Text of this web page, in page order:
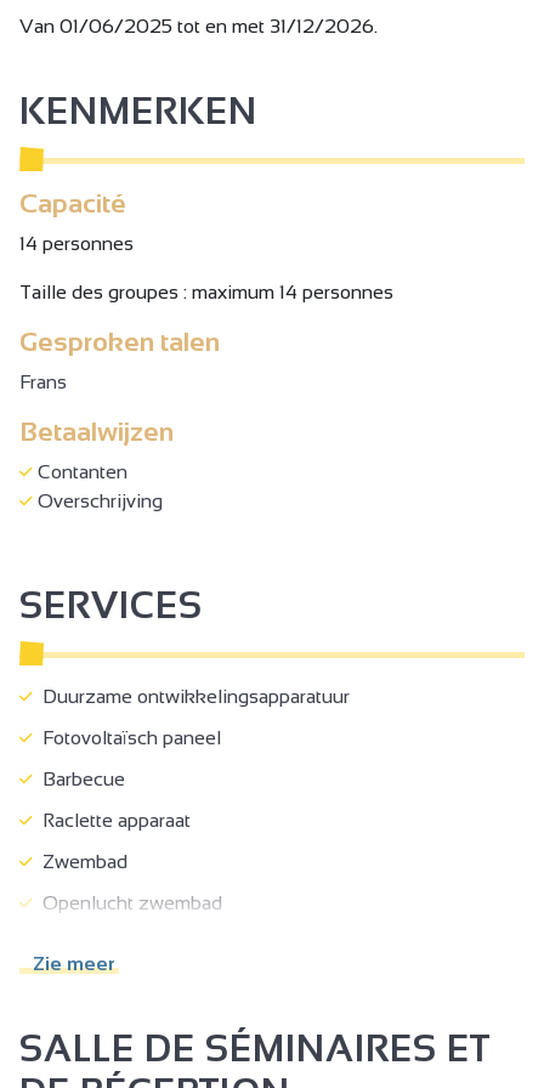
Van 01/06/2025 tot en met 31/12/2026.
KENMERKEN
Capacité
14 personnes
Taille des groupes : maximum 14 personnes
Gesproken talen
Frans
Betaalwijzen
Contanten
Overschrijving
SERVICES
Duurzame ontwikkelingsapparatuur
Fotovoltaïsch paneel
Barbecue
Raclette apparaat
Zwembad
Openlucht zwembad
Aparte ingang
Zie meer
SALLE DE SÉMINAIRES ET